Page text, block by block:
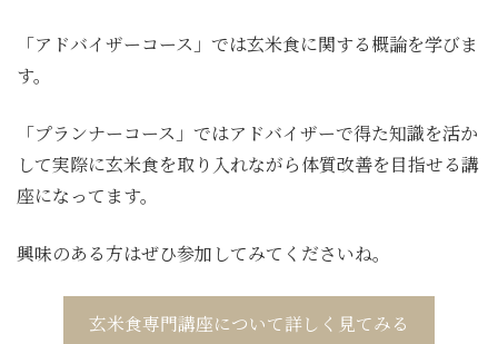
「アドバイザーコース」では玄米食に関する概論を学びま
す。
「プランナーコース」ではアドバイザーで得た知識を活か
して実際に玄米食を取り入れながら体質改善を目指せる講
座になってます。
興味のある方はぜひ参加してみてくださいね。
玄米食専門講座について詳しく見てみる